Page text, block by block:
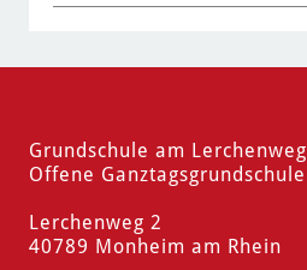
Grundschule am Lerchenweg
Offene Ganztagsgrundschule
Lerchenweg 2
40789 Monheim am Rhein